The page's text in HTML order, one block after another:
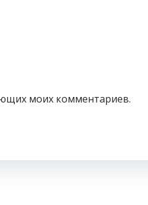
моих комментариев.